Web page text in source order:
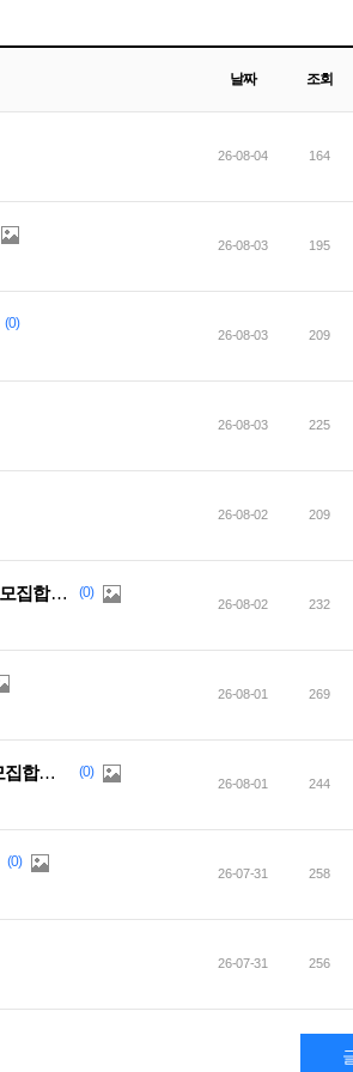
날짜 조회
26-08-04 164
26-08-03 195
(0)
26-08-03 209
26-08-03 225
26-08-02 209
[카벙클] 퀴어 친화 자유부대 만색의 정원<PG>에서 부대원을 모집합니다.
(0)
26-08-02 232
26-08-01 269
[톤베리] 짜리<몽땅>부대에서 함께 파판을 즐기실 부대원을 모집합니다 ! ♥
(0)
26-08-01 244
(0)
26-07-31 258
26-07-31 256